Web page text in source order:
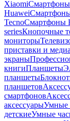
XiaomiСмартфоны
Huawei
TecnoСмартфоны
seriesКнопочные
мониторы
приставки и
экраны
книгиПланшеты
планшеты
планшетов
смартфонов
аксессуарыУмные
детскиеУмные